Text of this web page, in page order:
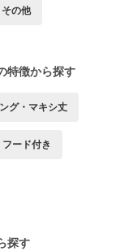
その他
特徴から探す
グ・マキシ丈
フード付き
探す